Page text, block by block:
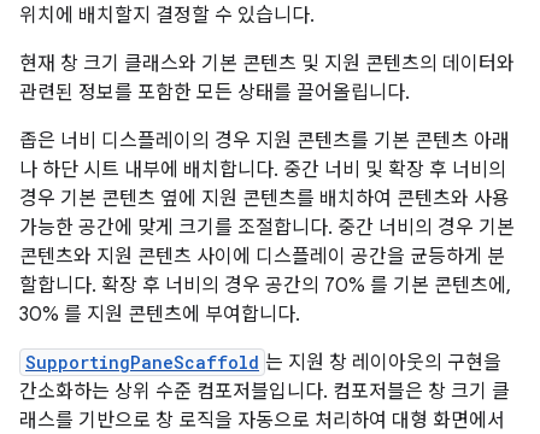
위치에 배치할지 결정할 수 있습니다.
현재 창 크기 클래스와 기본 콘텐츠 및 지원 콘텐츠의 데이터와
관련된 정보를 포함한 모든 상태를 끌어올립니다.
좁은 너비 디스플레이의 경우 지원 콘텐츠를 기본 콘텐츠 아래
나 하단 시트 내부에 배치합니다. 중간 너비 및 확장 후 너비의
경우 기본 콘텐츠 옆에 지원 콘텐츠를 배치하여 콘텐츠와 사용
가능한 공간에 맞게 크기를 조절합니다. 중간 너비의 경우 기본
콘텐츠와 지원 콘텐츠 사이에 디스플레이 공간을 균등하게 분
할합니다. 확장 후 너비의 경우 공간의 70% 를 기본 콘텐츠에,
30% 를 지원 콘텐츠에 부여합니다.
SupportingPaneScaffold 는 지원 창 레이아웃의 구현을
간소화하는 상위 수준 컴포저블입니다. 컴포저블은 창 크기 클
래스를 기반으로 창 로직을 자동으로 처리하여 대형 화면에서